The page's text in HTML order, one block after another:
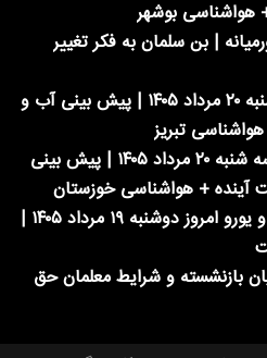
| بن سلمان به فکر تغییر
وضعیت هوای فردا تبریز سه شنبه ۲۰ مرداد ۱۴۰۵ | پیش بینی آب و
وضعیت هوای فردا خوزستان سه شنبه ۲۰ مرداد ۱۴۰۵ | پیش بینی
خبر فوری از قیمت ارز دلار، طلا و یورو امروز دوشنبه ۱۹ مرداد ۱۴۰۵ |
بازنشسته و شرایط معلمان حق